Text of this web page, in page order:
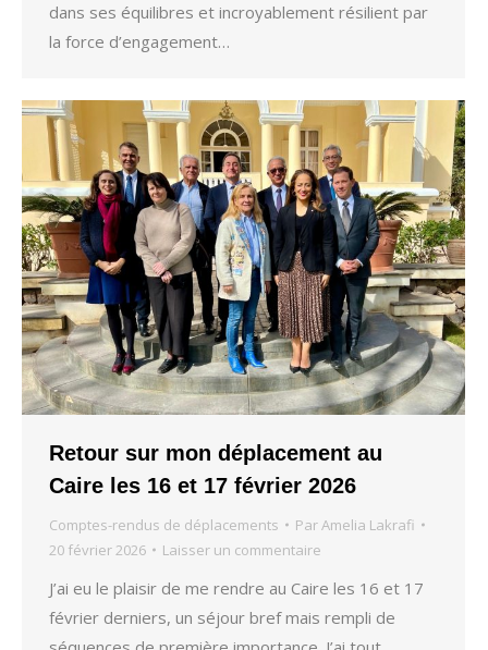
dans ses équilibres et incroyablement résilient par
la force d’engagement…
Retour sur mon déplacement au
Caire les 16 et 17 février 2026
Comptes-rendus de déplacements ParAmelia Lakrafi
20 février 2026
Laisser un commentaire
J’ai eu le plaisir de me rendre au Caire les 16 et 17
février derniers, un séjour bref mais rempli de